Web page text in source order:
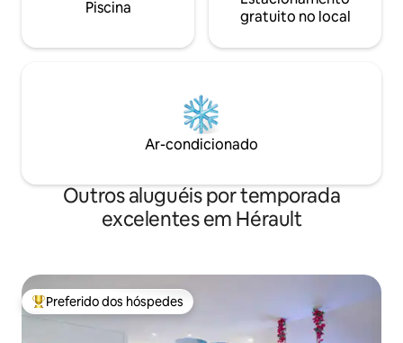
Piscina
gratuito no local
Ar-condicionado
Outros aluguéis por temporada
excelentes em Hérault
Entre os melhores preferidos dos hóspedes
Preferido dos hóspedes